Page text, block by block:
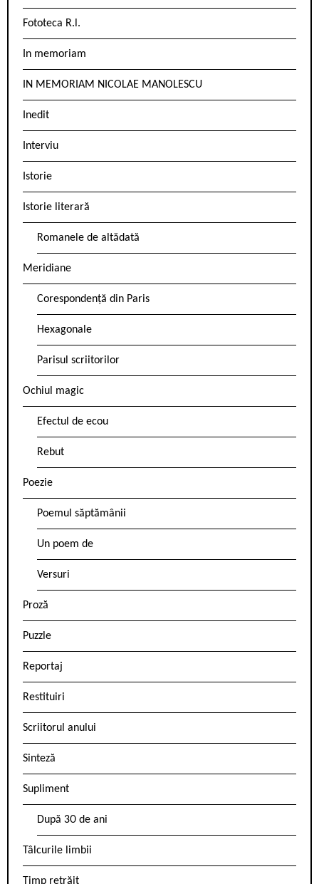
Fototeca R.l.
In memoriam
IN MEMORIAM NICOLAE MANOLESCU
Inedit
Interviu
Istorie
Istorie literară
Romanele de altădată
Meridiane
Corespondență din Paris
Hexagonale
Parisul scriitorilor
Ochiul magic
Efectul de ecou
Rebut
Poezie
Poemul săptămânii
Un poem de
Versuri
Proză
Puzzle
Reportaj
Restituiri
Scriitorul anului
Sinteză
Supliment
După 30 de ani
Tâlcurile limbii
Timp retrăit